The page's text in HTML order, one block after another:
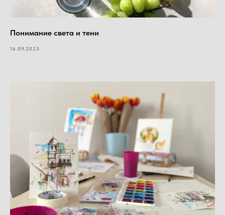
Понимание света и тени
16.09.2023